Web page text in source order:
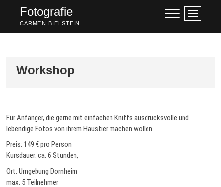
content
Fotografie
CARMEN BIELSTEIN
M
e
n
Workshop
Für Anfänger, die gerne mit einfachen Kniffs ausdrucksvolle und
lebendige Fotos von ihrem Haustier machen wollen.
Preis: 149 € pro Person
Kursdauer: ca. 6 Stunden,
Ort: Umgebung Dornheim
max. 5 Teilnehmer